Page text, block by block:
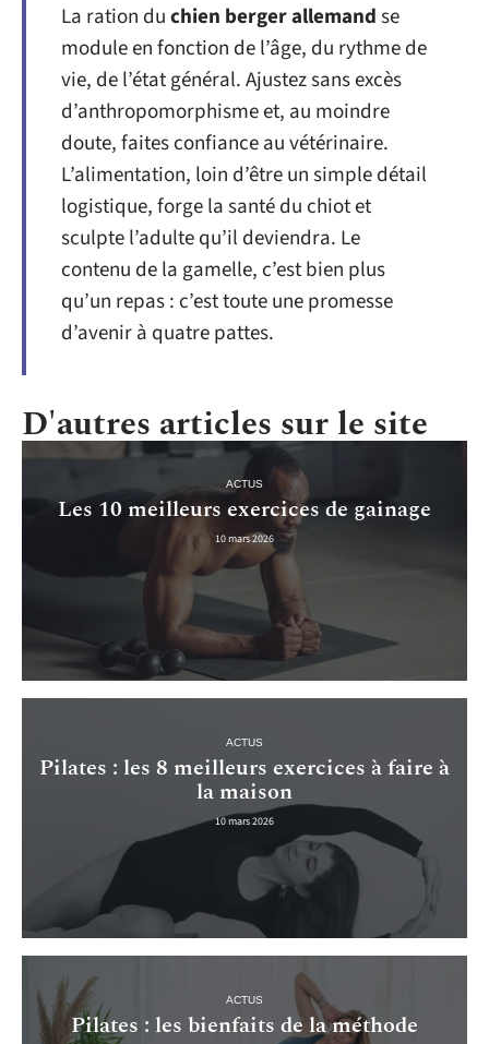
La ration duchien berger allemandse
module en fonction de l’âge, du rythme de
vie, de l’état général. Ajustez sans excès
d’anthropomorphisme et, au moindre
doute, faites confiance au vétérinaire.
L’alimentation, loin d’être un simple détail
logistique, forge la santé du chiot et
sculpte l’adulte qu’il deviendra. Le
contenu de la gamelle, c’est bien plus
qu’un repas : c’est toute une promesse
d’avenir à quatre pattes.
D'autres articles sur le site
ACTUS
Les 10 meilleurs exercices de gainage
10 mars 2026
ACTUS
Pilates : les 8 meilleurs exercices à faire à
la maison
10 mars 2026
ACTUS
Pilates : les bienfaits de la méthode